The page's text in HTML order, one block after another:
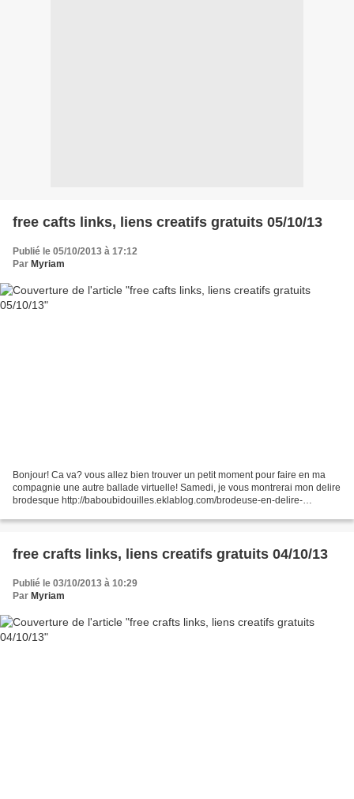
free cafts links, liens creatifs gratuits 05/10/13
Publié le 05/10/2013 à 17:12
Par Myriam
Bonjour! Ca va? vous allez bien trouver un petit moment pour faire en ma
compagnie une autre ballade virtuelle! Samedi, je vous montrerai mon delire
brodesque http://baboubidouilles.eklablog.com/brodeuse-en-delire-
-13.html...
free crafts links, liens creatifs gratuits 04/10/13
Publié le 03/10/2013 à 10:29
Par Myriam